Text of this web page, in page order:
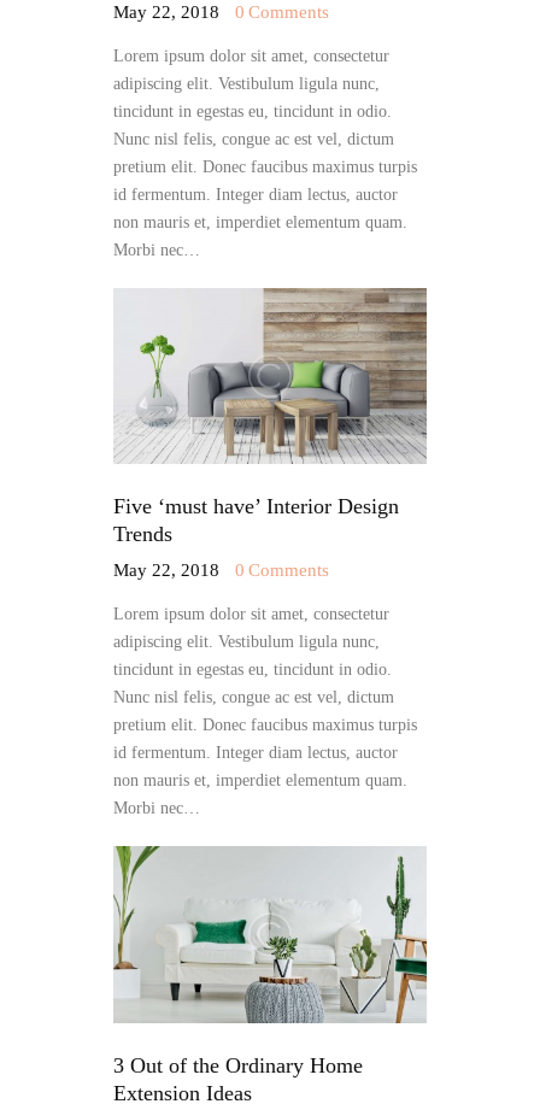
May 22, 2018 0 Comments
Lorem ipsum dolor sit amet, consectetur
adipiscing elit. Vestibulum ligula nunc,
tincidunt in egestas eu, tincidunt in odio.
Nunc nisl felis, congue ac est vel, dictum
pretium elit. Donec faucibus maximus turpis
id fermentum. Integer diam lectus, auctor
non mauris et, imperdiet elementum quam.
Morbi nec…
Five ‘must have’ Interior Design
Trends
May 22, 2018 0 Comments
Lorem ipsum dolor sit amet, consectetur
adipiscing elit. Vestibulum ligula nunc,
tincidunt in egestas eu, tincidunt in odio.
Nunc nisl felis, congue ac est vel, dictum
pretium elit. Donec faucibus maximus turpis
id fermentum. Integer diam lectus, auctor
non mauris et, imperdiet elementum quam.
Morbi nec…
3 Out of the Ordinary Home
Extension Ideas